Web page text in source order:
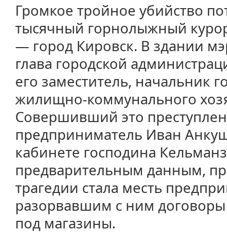
Громкое тройное убийство
тысячный горнолыжный
— город Кировск. В здании
глава городской
его заместитель, начальник
жилищно-коммунального
Совершивший это
предприниматель Иван
кабинете господина
предварительным данным,
трагедии стала месть
разорвавшим с ним
под магазины.